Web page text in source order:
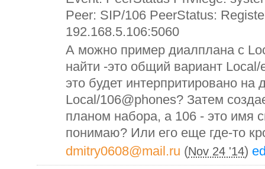
Peer: SIP/106 PeerStatus:
192.168.5.106:5060
А можно пример диалплана с
найти -это общий вариант
это будет интерпритировано на
Local/106@phones? Затем
планом набора, а 106 - это имя
понимаю? Или его еще где-то
dmitry0608@mail.ru (Nov 24 '14)